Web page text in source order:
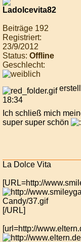
Beiträge 192
Registriert:
23/9/2012
Status: Offline
Geschlecht:
18:34
Ich schließ mich
super super schön
La Dolce Vita
[URL=http://
[/URL]
[url=http://